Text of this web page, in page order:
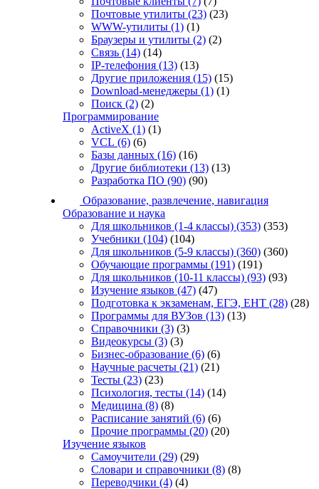
Почтовые утилиты (23) (23)
WWW-утилиты (1) (1)
Браузеры и утилиты (2) (2)
Связь (14) (14)
IP-телефония (13) (13)
Другие приложения (15) (15)
Download-менеджеры (1) (1)
Поиск (2) (2)
Программирование
ActiveX (1) (1)
VCL (6) (6)
Базы данных (16) (16)
Другие библиотеки (13) (13)
Разработка ПО (90) (90)
Образование, развлечение, навигация
Образование и наука
Для школьников (1-4 классы) (353) (353)
Учебники (104) (104)
Для школьников (5-9 классы) (360) (360)
Обучающие программы (191) (191)
Для школьников (10-11 классы) (93) (93)
Изучение языков (47) (47)
Подготовка к экзаменам, ЕГЭ, ЕНТ (28) (28)
Программы для ВУЗов (13) (13)
Справочники (3) (3)
Видеокурсы (3) (3)
Бизнес-образование (6) (6)
Научные расчеты (21) (21)
Тесты (23) (23)
Психология, тесты (14) (14)
Медицина (8) (8)
Расписание занятий (6) (6)
Прочие программы (20) (20)
Изучение языков
Самоучители (29) (29)
Словари и справочники (8) (8)
Переводчики (4) (4)